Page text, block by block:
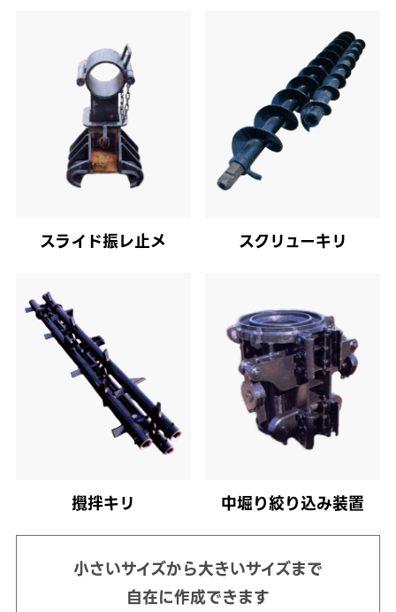
スライド振レ止メ スクリューキリ
攪拌キリ 中堀り絞り込み装置
小さいサイズから大きいサイズまで
自在に作成できます